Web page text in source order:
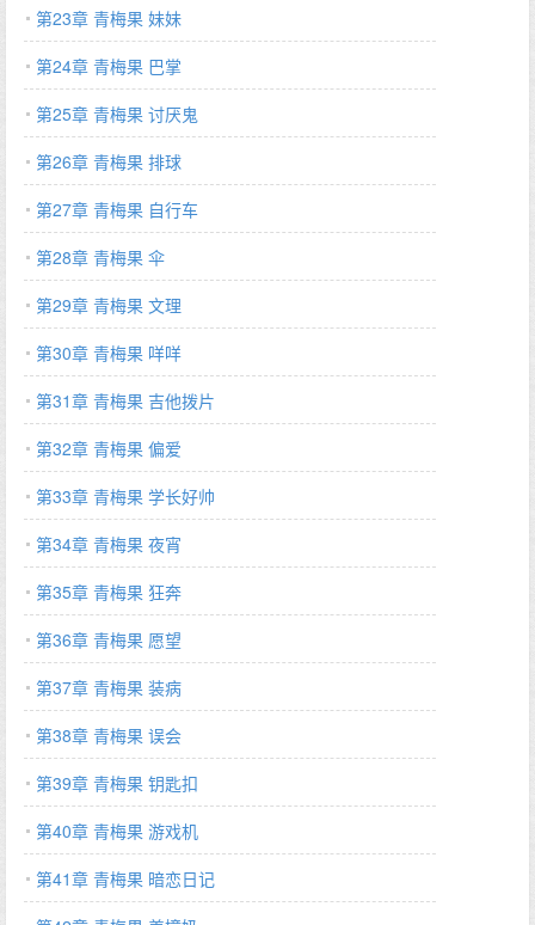
第23章 青梅果 妹妹
第24章 青梅果 巴掌
第25章 青梅果 讨厌鬼
第26章 青梅果 排球
第27章 青梅果 自行车
第28章 青梅果 伞
第29章 青梅果 文理
第30章 青梅果 咩咩
第31章 青梅果 吉他拨片
第32章 青梅果 偏爱
第33章 青梅果 学长好帅
第34章 青梅果 夜宵
第35章 青梅果 狂奔
第36章 青梅果 愿望
第37章 青梅果 装病
第38章 青梅果 误会
第39章 青梅果 钥匙扣
第40章 青梅果 游戏机
第41章 青梅果 暗恋日记